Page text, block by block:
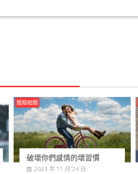
婚姻相關
破壞你們感情的壞習慣
2023 年 11 月 24 日